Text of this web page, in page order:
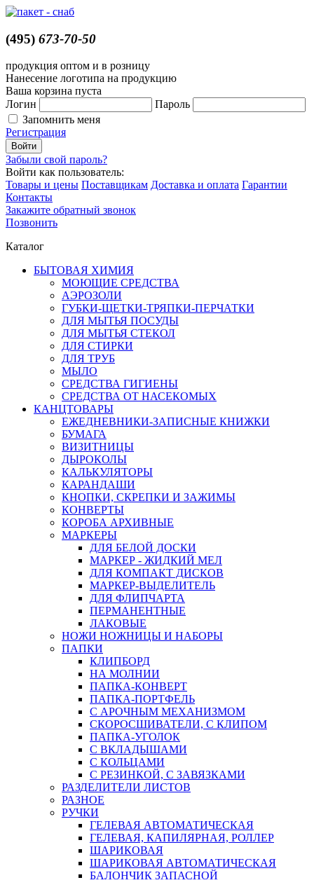
(495) 673-70-50
продукция оптом и в розницу
Нанесение логотипа на продукцию
Ваша корзина пуста
Логин
Пароль
Запомнить меня
Регистрация
Забыли свой пароль?
Войти как пользователь:
Товары и цены Поставщикам Доставка и оплата Гарантии
Контакты
Закажите обратный звонок
Позвонить
Каталог
БЫТОВАЯ ХИМИЯ
МОЮЩИЕ СРЕДСТВА
АЭРОЗОЛИ
ГУБКИ-ЩЕТКИ-ТРЯПКИ-ПЕРЧАТКИ
ДЛЯ МЫТЬЯ ПОСУДЫ
ДЛЯ МЫТЬЯ СТЕКОЛ
ДЛЯ СТИРКИ
ДЛЯ ТРУБ
МЫЛО
СРЕДСТВА ГИГИЕНЫ
СРЕДСТВА ОТ НАСЕКОМЫХ
КАНЦТОВАРЫ
ЕЖЕДНЕВНИКИ-ЗАПИСНЫЕ КНИЖКИ
БУМАГА
ВИЗИТНИЦЫ
ДЫРОКОЛЫ
КАЛЬКУЛЯТОРЫ
КАРАНДАШИ
КНОПКИ, СКРЕПКИ И ЗАЖИМЫ
КОНВЕРТЫ
КОРОБА АРХИВНЫЕ
МАРКЕРЫ
ДЛЯ БЕЛОЙ ДОСКИ
МАРКЕР - ЖИДКИЙ МЕЛ
ДЛЯ КОМПАКТ ДИСКОВ
МАРКЕР-ВЫДЕЛИТЕЛЬ
ДЛЯ ФЛИПЧАРТА
ПЕРМАНЕНТНЫЕ
ЛАКОВЫЕ
НОЖИ НОЖНИЦЫ И НАБОРЫ
ПАПКИ
КЛИПБОРД
НА МОЛНИИ
ПАПКА-КОНВЕРТ
ПАПКА-ПОРТФЕЛЬ
С АРОЧНЫМ МЕХАНИЗМОМ
СКОРОСШИВАТЕЛИ, С КЛИПОМ
ПАПКА-УГОЛОК
С ВКЛАДЫШАМИ
С КОЛЬЦАМИ
С РЕЗИНКОЙ, С ЗАВЯЗКАМИ
РАЗДЕЛИТЕЛИ ЛИСТОВ
РАЗНОЕ
РУЧКИ
ГЕЛЕВАЯ АВТОМАТИЧЕСКАЯ
ГЕЛЕВАЯ, КАПИЛЯРНАЯ, РОЛЛЕР
ШАРИКОВАЯ
ШАРИКОВАЯ АВТОМАТИЧЕСКАЯ
БАЛОНЧИК ЗАПАСНОЙ